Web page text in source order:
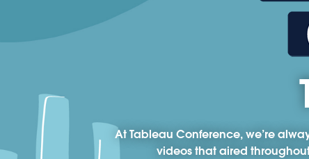
At Tableau Conference, we’re
videos that aired